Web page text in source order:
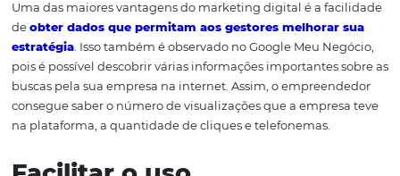
faça parte dessa plataforma, serão informadas na lateral
própria página de resultados do Google as principais
informações sobre o hotel.
Melhorar a interação
clientes